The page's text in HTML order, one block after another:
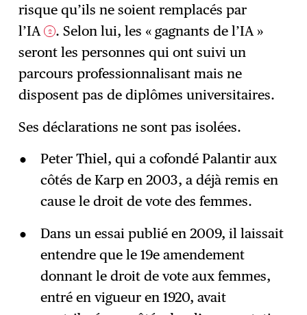
risque qu’ils ne soient remplacés par
l’IA 2 . Selon lui, les « gagnants de l’IA »
seront les personnes qui ont suivi un
parcours professionnalisant mais ne
disposent pas de diplômes universitaires.
Ses déclarations ne sont pas isolées.
Peter Thiel, qui a cofondé Palantir aux
côtés de Karp en 2003, a déjà remis en
cause le droit de vote des femmes.
Dans un essai publié en 2009, il laissait
entendre que le 19e amendement
donnant le droit de vote aux femmes,
entré en vigueur en 1920, avait